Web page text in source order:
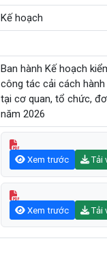
Kế hoạch
Ban hành Kế hoạch
công tác cải cách
tại cơ quan, tổ chức,
năm 2026
Xem trước Tải
Xem trước Tải